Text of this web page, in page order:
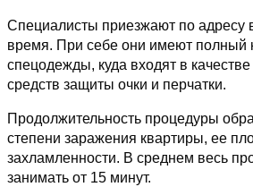
Специалисты приезжают по адресу
время. При себе они имеют полный
спецодежды, куда входят в
средств защиты очки и перчатки.
Продолжительность процедуры
степени заражения квартиры, ее
захламленности. В среднем весь
занимать от 15 минут.